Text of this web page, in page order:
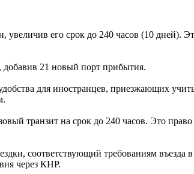
его срок до 240 часов (10 дней).
добавив 21 новый порт прибытия.
для иностранцев, приезжающих
транзит на срок до 240 часов. Это
соответствующий требованиям въезда
через КНР.